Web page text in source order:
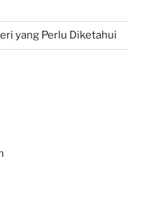
yang Perlu Diketahui